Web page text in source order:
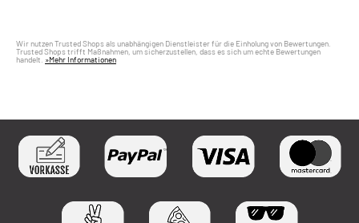
Wir nutzen Trusted Shops als unabhängigen Dienstleister für die Einholung von Bewertungen.
Trusted Shops trifft Maßnahmen, um sicherzustellen, dass es sich um echte Bewertungen
handelt. »Mehr Informationen